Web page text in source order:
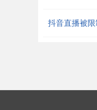
抖音直播被